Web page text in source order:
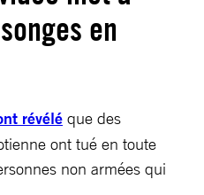
en
révélé que des
ont tué en toute
non armées qui